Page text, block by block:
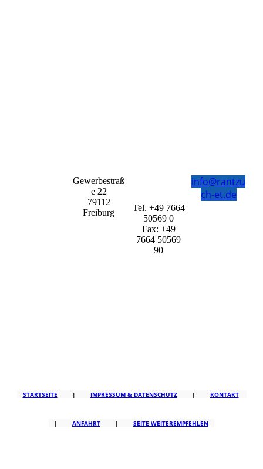
Gewerbestraß
e 22
79112
Freiburg
Tel. +49 7664
50569 0
Fax: +49
7664 50569
90
info@rantzu
ch-et.de
STARTSEITE | IMPRESSUM & DATENSCHUTZ | KONTAKT
| ANFAHRT | SEITE WEITEREMPFEHLEN